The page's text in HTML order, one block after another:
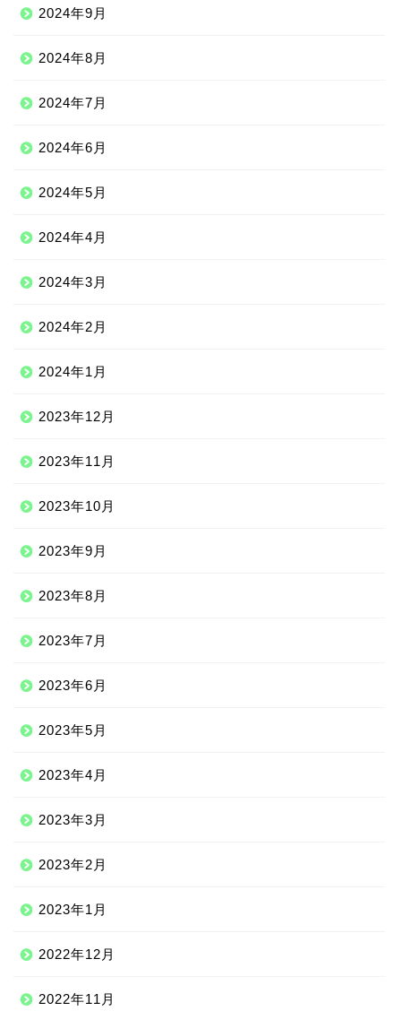
2024年9月
2024年8月
2024年7月
2024年6月
2024年5月
2024年4月
2024年3月
2024年2月
2024年1月
2023年12月
2023年11月
2023年10月
2023年9月
2023年8月
2023年7月
2023年6月
2023年5月
2023年4月
2023年3月
2023年2月
2023年1月
2022年12月
2022年11月